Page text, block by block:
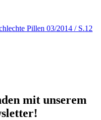
Pillen 03/2014 / S.12
mit unserem
!